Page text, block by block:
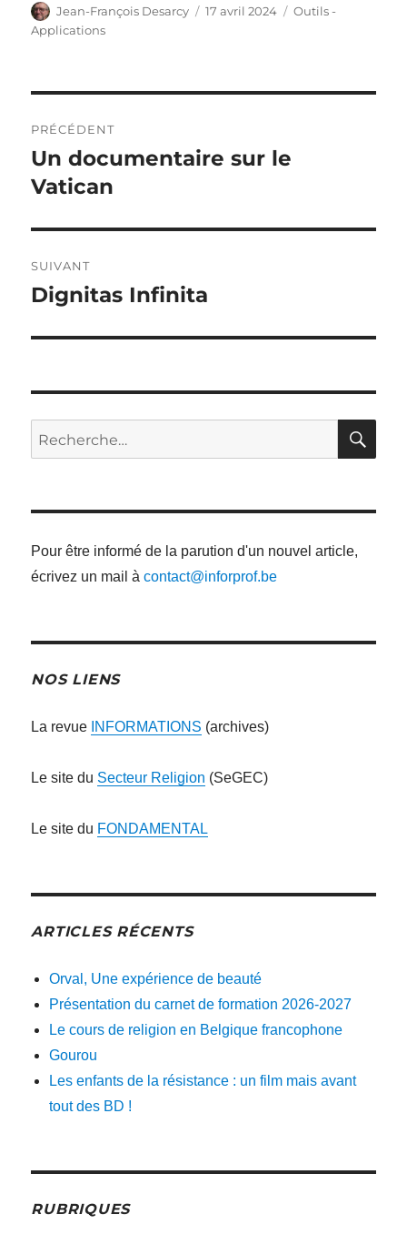
Auteur
Jean-François Desarcy
Publié
17 avril 2024 Catégories
Outils -
Applications
de
l’article
PRÉCÉDENT
Article
précédent :
Un documentaire sur le
Vatican
SUIVANT
Article
Dignitas Infinita
Recherche
pour
Pour être informé de la parution d'un nouvel article,
écrivez un mail àcontact@inforprof.be
NOS LIENS
La revue INFORMATIONS (archives)
Le site du Secteur Religion (SeGEC)
Le site du FONDAMENTAL
ARTICLES RÉCENTS
Orval, Une expérience de beauté
Présentation du carnet de formation 2026-2027
Le cours de religion en Belgique francophone
Gourou
Les enfants de la résistance : un film mais avant
tout des BD !
RUBRIQUES